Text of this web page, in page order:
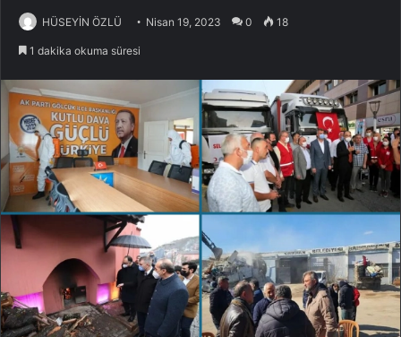
HÜSEYİN ÖZLÜ Nisan 19, 2023 0 18
1 dakika okuma süresi